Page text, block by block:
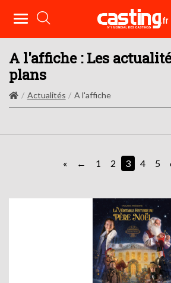
A l'affiche : Les
plans
Actualités A l'affiche
« 1 2 3 4 5